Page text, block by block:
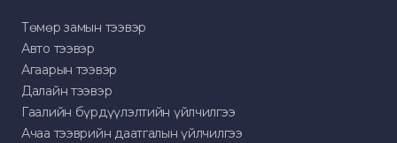
Төмөр замын тээвэр
Авто тээвэр
Агаарын тээвэр
Далайн тээвэр
Гаалийн бүрдүүлэлтийн үйлчилгээ
Ачаа тээврийн даатгалын үйлчилгээ